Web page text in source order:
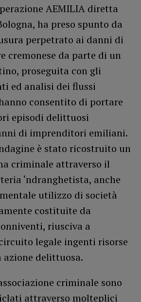
AEMILIA diretta
ha preso spunto da
perpetrato ai danni di
cremonese da parte di un
proseguita con gli
ed analisi dei flussi
consentito di portare
episodi delittuosi
di imprenditori emiliani.
è stato ricostruito un
criminale attraverso il
‘ndranghetista, anche
utilizzo di società
costituite da
riusciva a
legale ingenti risorse
delittuosa.
criminale sono
attraverso molteplici